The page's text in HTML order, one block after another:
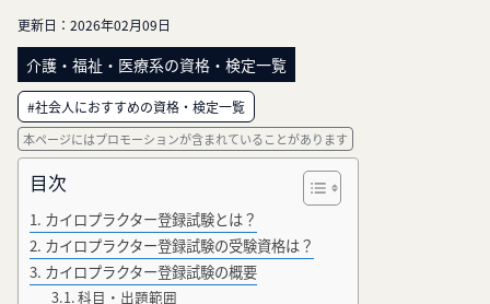
更新日： 2026年02月09日
介護・福祉・医療系の資格・検定一覧
#社会人におすすめの資格・検定一覧
本ページにはプロモーションが含まれていることがあります
目次
カイロプラクター登録試験とは？
カイロプラクター登録試験の受験資格は？
カイロプラクター登録試験の概要
科目・出題範囲